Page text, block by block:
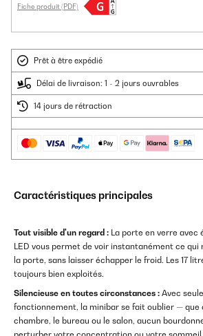
Fiche produit (PDF)
Prêt à être expédié
Délai de livraison: 1 - 2 jours ouvrables
14 jours de rétraction
Caractéristiques principales
Tout visible d'un regard : La porte en verre avec
LED vous permet de voir instantanément ce
la porte, sans laisser échapper le froid. Les 17
toujours bien exploités.
Silencieuse en toutes circonstances : Avec
fonctionnement, la minibar se fait oublier — que
chambre, le bureau ou le salon, aucun